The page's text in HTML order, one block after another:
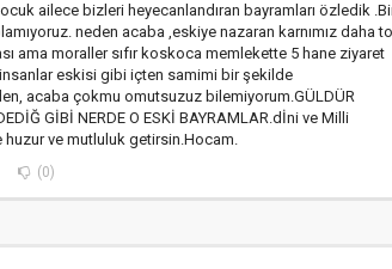
ailece bizleri heyecanlandıran bayramları özledik
neden acaba ,eskiye nazaran karnımız daha
ama moraller sıfır koskoca memlekette 5 hane ziyaret
eskisi gibi içten samimi bir şekilde
acaba çokmu omutsuzuz bilemiyorum.GÜLDÜR
GİBİ NERDE O ESKİ BAYRAMLAR.dİni ve Milli
huzur ve mutluluk getirsin.Hocam.
(0)